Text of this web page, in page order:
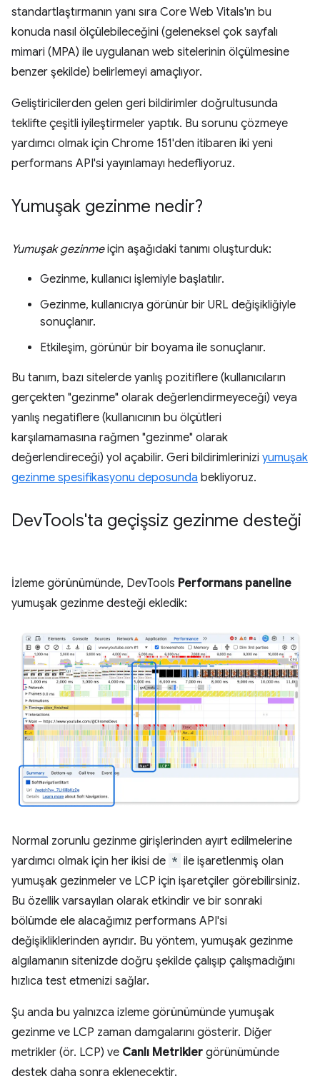
standartlaştırmanın yanı sıra Core Web Vitals'ın bu
konuda nasıl ölçülebileceğini (geleneksel çok sayfalı
mimari (MPA) ile uygulanan web sitelerinin ölçülmesine
benzer şekilde) belirlemeyi amaçlıyor.
Geliştiricilerden gelen geri bildirimler doğrultusunda
teklifte çeşitli iyileştirmeler yaptık. Bu sorunu çözmeye
yardımcı olmak için Chrome 151'den itibaren iki yeni
performans API'si yayınlamayı hedefliyoruz.
Yumuşak gezinme nedir?
Yumuşak gezinmeiçin aşağıdaki tanımı oluşturduk:
Gezinme, kullanıcı işlemiyle başlatılır.
Gezinme, kullanıcıya görünür bir URL değişikliğiyle
sonuçlanır.
Etkileşim, görünür bir boyama ile sonuçlanır.
Bu tanım, bazı sitelerde yanlış pozitiflere (kullanıcıların
gerçekten "gezinme" olarak değerlendirmeyeceği) veya
yanlış negatiflere (kullanıcının bu ölçütleri
karşılamamasına rağmen "gezinme" olarak
değerlendireceği) yol açabilir. Geri bildirimlerinizi yumuşak
gezinme spesifikasyonu deposunda bekliyoruz.
DevTools'ta geçişsiz gezinme desteği
İzleme görünümünde, DevTools Performans paneline
yumuşak gezinme desteği ekledik:
Normal zorunlu gezinme girişlerinden ayırt edilmelerine
yardımcı olmak için her ikisi de * ile işaretlenmiş olan
yumuşak gezinmeler ve LCP için işaretçiler görebilirsiniz.
Bu özellik varsayılan olarak etkindir ve bir sonraki
bölümde ele alacağımız performans API'si
değişikliklerinden ayrıdır. Bu yöntem, yumuşak gezinme
algılamanın sitenizde doğru şekilde çalışıp çalışmadığını
hızlıca test etmenizi sağlar.
Şu anda bu yalnızca izleme görünümünde yumuşak
gezinme ve LCP zaman damgalarını gösterir. Diğer
metrikler (ör. LCP) ve Canlı Metrikler görünümünde
destek daha sonra eklenecektir.